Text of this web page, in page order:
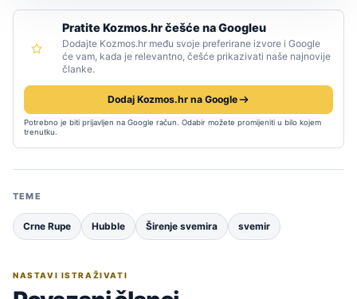
Pratite Kozmos.hr češće na Googleu
Dodajte Kozmos.hr među svoje preferirane izvore i Google
će vam, kada je relevantno, češće prikazivati naše najnovije
članke.
Dodaj Kozmos.hr na Google
Potrebno je biti prijavljen na Google račun. Odabir možete promijeniti u bilo kojem
trenutku.
TEME
Crne Rupe Hubble Širenje svemira svemir
NASTAVI ISTRAŽIVATI